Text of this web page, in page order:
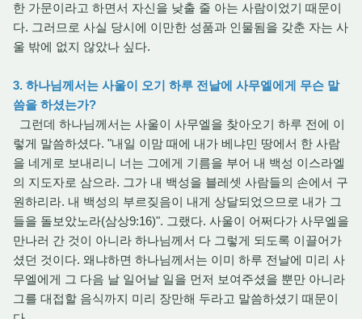
한 가문이라고 하면서 자신을 낮출 줄 아는 사람이었기 때문이
다. 그러므로 사실 당시에 이만한 성품과 인물됨을 갖춘 자는 사
울 밖에 없지 않았나 싶다.
3. 하나님께서는 사울이 오기 하루 전날에 사무엘에게 무슨 말
씀을 하셨는가?
그런데 하나님께서는 사울이 사무엘을 찾아오기 하루 전에 이
렇게 말씀하셨다. "내일 이맘 때에 내가 베냐민 땅에서 한 사람
을 네게로 보내리니 너는 그에게 기름을 부어 내 백성 이스라엘
의 지도자로 삼으라. 그가 내 백성을 블레셋 사람들의 손에서 구
원하리라. 내 백성의 부르짖음이 내게 상달되었으므로 내가 그
들을 돌보았노라(삼상9:16)". 그랬다. 사울이 어쩌다가 사무엘을
만나러 간 것이 아니라 하나님께서 다 그렇게 되도록 이끌어가
셨던 것이다. 왜냐하면 하나님께서는 이미 하루 전날에 미리 사
무엘에게 그 다음 날 일어날 일을 먼저 보여주셨을 뿐만 아니라
그를 대접할 음식까지 미리 장만해 두라고 말씀하셨기 때문이